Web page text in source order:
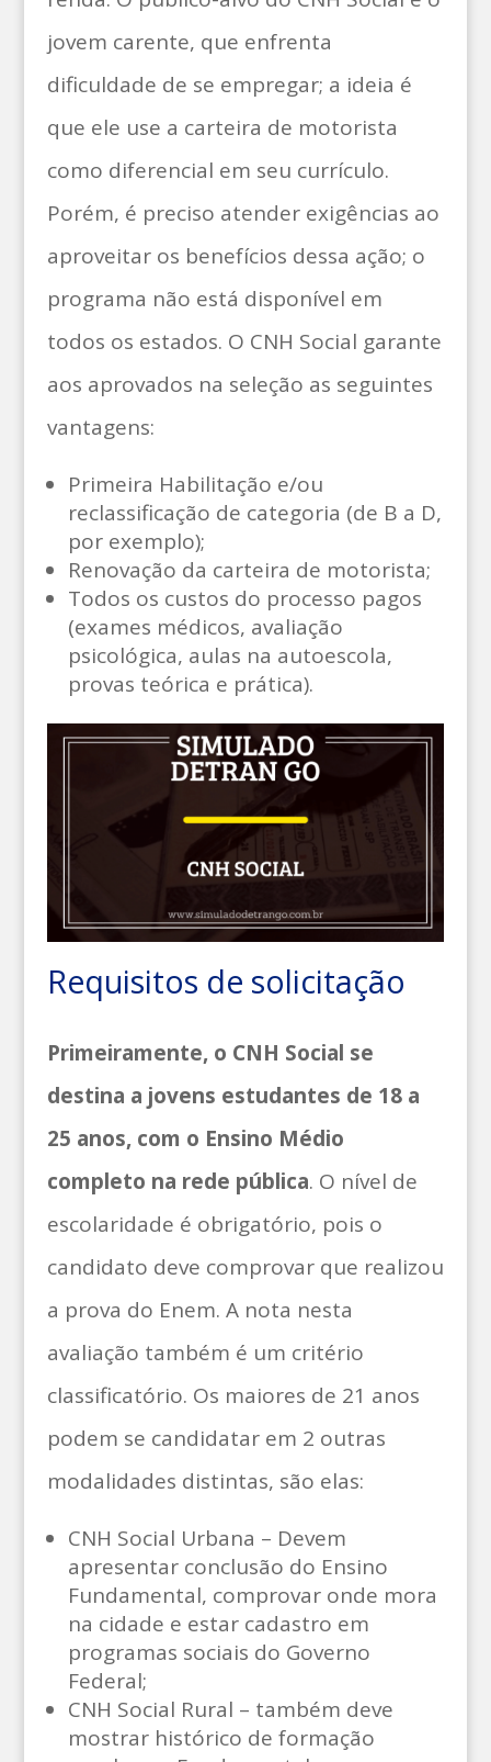
jovem carente, que enfrenta
dificuldade de se empregar; a ideia é
que ele use a carteira de motorista
como diferencial em seu currículo.
Porém, é preciso atender exigências ao
aproveitar os benefícios dessa ação; o
programa não está disponível em
todos os estados. O CNH Social garante
aos aprovados na seleção as seguintes
vantagens:
Primeira Habilitação e/ou
reclassificação de categoria (de B a D,
por exemplo);
Renovação da carteira de motorista;
Todos os custos do processo pagos
(exames médicos, avaliação
psicológica, aulas na autoescola,
provas teórica e prática).
Requisitos de solicitação
Primeiramente, o CNH Social se
destina a jovens estudantes de 18 a
25 anos, com o Ensino Médio
completo na rede pública. O nível de
escolaridade é obrigatório, pois o
candidato deve comprovar que realizou
a prova do Enem. A nota nesta
avaliação também é um critério
classificatório. Os maiores de 21 anos
podem se candidatar em 2 outras
modalidades distintas, são elas:
CNH Social Urbana – Devem
apresentar conclusão do Ensino
Fundamental, comprovar onde mora
na cidade e estar cadastro em
programas sociais do Governo
Federal;
CNH Social Rural – também deve
mostrar histórico de formação